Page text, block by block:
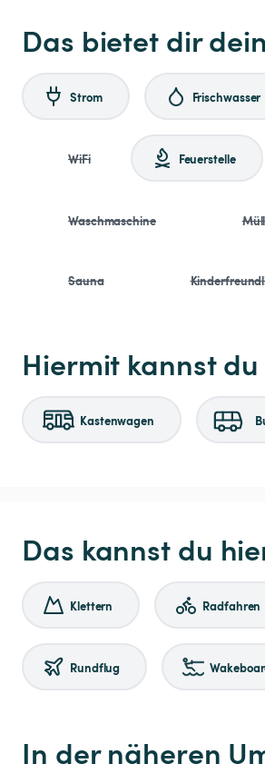
Das bietet dir
Strom Frischwasser
WiFi Feuerstelle
Waschmaschine
Sauna
Hiermit kannst
Kastenwagen
Das kannst du
Klettern Radfahren
Rundflug
In der näheren